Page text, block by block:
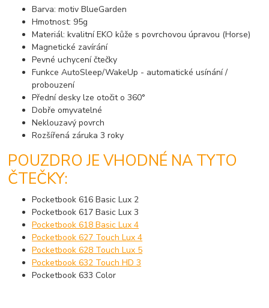
Barva: motiv BlueGarden
Hmotnost: 95g
Materiál: kvalitní EKO kůže s povrchovou úpravou (Horse)
Magnetické zavírání
Pevné uchycení čtečky
Funkce AutoSleep/WakeUp - automatické usínání /
probouzení
Přední desky lze otočit o 360°
Dobře omyvatelné
Neklouzavý povrch
Rozšířená záruka 3 roky
POUZDRO JE VHODNÉ NA TYTO
ČTEČKY:
Pocketbook 616 Basic Lux 2
Pocketbook 617 Basic Lux 3
Pocketbook 618 Basic Lux 4
Pocketbook 627 Touch Lux 4
Pocketbook 628 Touch Lux 5
Pocketbook 632 Touch HD 3
Pocketbook 633 Color